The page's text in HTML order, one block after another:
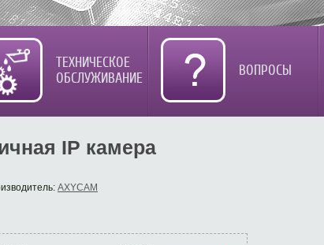
ТЕХНИЧЕСКОЕ
ОБСЛУЖИВАНИЕ
ВОПРОСЫ
IP камера
AXYCAM